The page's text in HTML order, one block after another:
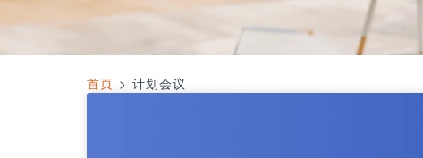
首页 > 计划会议